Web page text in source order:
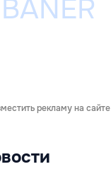
рекламу на сайте